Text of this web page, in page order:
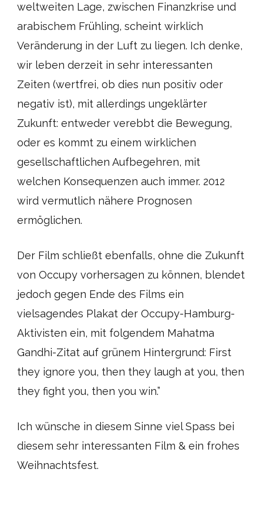
weltweiten Lage, zwischen Finanzkrise und
arabischem Frühling, scheint wirklich
Veränderung in der Luft zu liegen. Ich denke,
wir leben derzeit in sehr interessanten
Zeiten (wertfrei, ob dies nun positiv oder
negativ ist), mit allerdings ungeklärter
Zukunft: entweder verebbt die Bewegung,
oder es kommt zu einem wirklichen
gesellschaftlichen Aufbegehren, mit
welchen Konsequenzen auch immer. 2012
wird vermutlich nähere Prognosen
ermöglichen.
Der Film schließt ebenfalls, ohne die Zukunft
von Occupy vorhersagen zu können, blendet
jedoch gegen Ende des Films ein
vielsagendes Plakat der Occupy-Hamburg-
Aktivisten ein, mit folgendem Mahatma
Gandhi-Zitat auf grünem Hintergrund: First
they ignore you, then they laugh at you, then
they fight you, then you win.”
Ich wünsche in diesem Sinne viel Spass bei
diesem sehr interessanten Film & ein frohes
Weihnachtsfest.